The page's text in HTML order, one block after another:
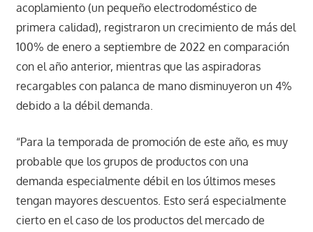
acoplamiento (un pequeño electrodoméstico de
primera calidad), registraron un crecimiento de más del
100% de enero a septiembre de 2022 en comparación
con el año anterior, mientras que las aspiradoras
recargables con palanca de mano disminuyeron un 4%
debido a la débil demanda.
“Para la temporada de promoción de este año, es muy
probable que los grupos de productos con una
demanda especialmente débil en los últimos meses
tengan mayores descuentos. Esto será especialmente
cierto en el caso de los productos del mercado de